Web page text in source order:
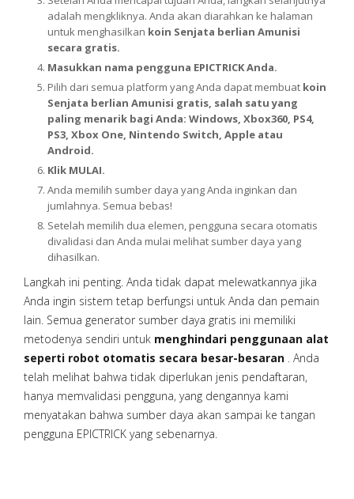
adalah mengkliknya. Anda akan diarahkan ke halaman
untuk menghasilkan koin Senjata berlian Amunisi
secara gratis.
Masukkan nama pengguna EPICTRICK Anda.
Pilih dari semua platform yang Anda dapat membuat koin
Senjata berlian Amunisi gratis, salah satu yang
paling menarik bagi Anda: Windows, Xbox360, PS4,
PS3, Xbox One, Nintendo Switch, Apple atau
Android.
Klik MULAI.
Anda memilih sumber daya yang Anda inginkan dan
jumlahnya. Semua bebas!
Setelah memilih dua elemen, pengguna secara otomatis
divalidasi dan Anda mulai melihat sumber daya yang
dihasilkan.
Langkah ini penting. Anda tidak dapat melewatkannya jika
Anda ingin sistem tetap berfungsi untuk Anda dan pemain
lain. Semua generator sumber daya gratis ini memiliki
metodenya sendiri untuk menghindari penggunaan alat
seperti robot otomatis secara besar-besaran . Anda
telah melihat bahwa tidak diperlukan jenis pendaftaran,
hanya memvalidasi pengguna, yang dengannya kami
menyatakan bahwa sumber daya akan sampai ke tangan
pengguna EPICTRICK yang sebenarnya.